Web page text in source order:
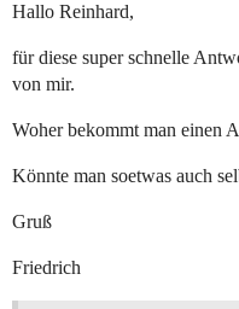
Hallo Reinhard,
für diese super schnelle
von mir.
Woher bekommt man einen
Könnte man soetwas auch
Gruß
Friedrich